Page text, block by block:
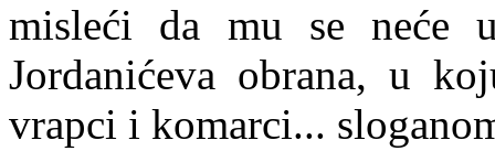
misleći da mu se neće
Jordanićeva obrana, u
vrapci i komarci...